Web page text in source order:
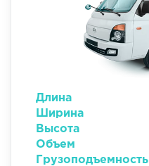
Длина
Ширина
Высота
Объем
Грузоподъемность